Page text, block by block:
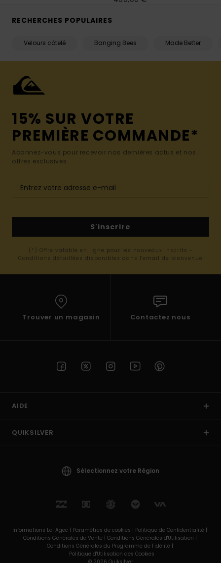
RECHERCHES POPULAIRES
Velours côtelé Banging Bees Made Better
15% SUR VOTRE
PREMIÈRE COMMANDE*
Abonnez-vous pour recevoir nos dernières actus et nos
offres exclusives.
S'inscrire
(*) Offre valable en ligne pour les nouveaux inscrits -
Conditions détaillées disponibles dans l'email de bienvenue
Trouver un magasin Contactez nous
AIDE
QUIKSILVER
Sélectionnez votre Région
Informations Loi Agec | Paramètres de cookies | Politique de Confidentialité |
Conditions Générales de Vente | Conditions Générales d'Utilisation |
Conditions Générales du Programme de Fidélité |
Politique d'Utilisation des Cookies